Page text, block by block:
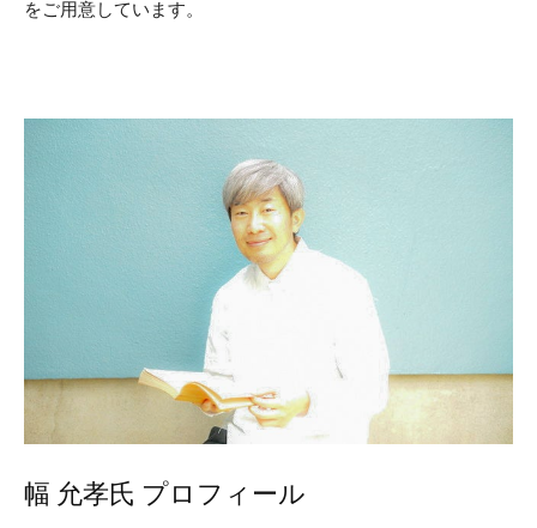
をご用意しています。
幅 允孝氏 プロフィール